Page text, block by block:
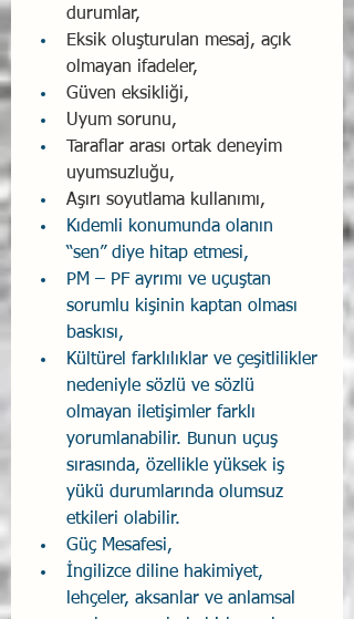
durumlar,
Eksik oluşturulan mesaj, açık
olmayan ifadeler,
Güven eksikliği,
Uyum sorunu,
Taraflar arası ortak deneyim
uyumsuzluğu,
Aşırı soyutlama kullanımı,
Kıdemli konumunda olanın
“sen” diye hitap etmesi,
PM – PF ayrımı ve uçuştan
sorumlu kişinin kaptan olması
baskısı,
Kültürel farklılıklar ve çeşitlilikler
nedeniyle sözlü ve sözlü
olmayan iletişimler farklı
yorumlanabilir. Bunun uçuş
sırasında, özellikle yüksek iş
yükü durumlarında olumsuz
etkileri olabilir.
Güç Mesafesi,
İngilizce diline hakimiyet,
lehçeler, aksanlar ve anlamsal